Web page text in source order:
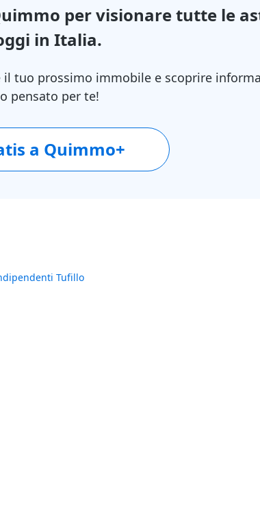
per visionare tutte le
in Italia.
tuo prossimo immobile e scoprire
pensato per te!
a Quimmo+
Tufillo